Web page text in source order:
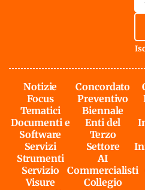
Notizie
Focus
Tematici
Documenti e
Software
Servizi
Strumenti
Servizio
Visure
Concordato
Preventivo
Biennale
Enti del
Terzo
Settore
AI
Commercialisti
Collegio